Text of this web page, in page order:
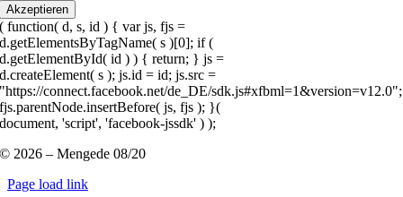
Akzeptieren
( function( d, s, id ) { var js, fjs =
d.getElementsByTagName( s )[0]; if (
d.getElementById( id ) ) { return; } js =
d.createElement( s ); js.id = id; js.src =
"https://connect.facebook.net/de_DE/sdk.js#xfbml=1&version=v12.0";
fjs.parentNode.insertBefore( js, fjs ); }(
document, 'script', 'facebook-jssdk' ) );
© 2026 – Mengede 08/20
Page load link